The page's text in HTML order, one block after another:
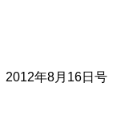
2012年8月16日号